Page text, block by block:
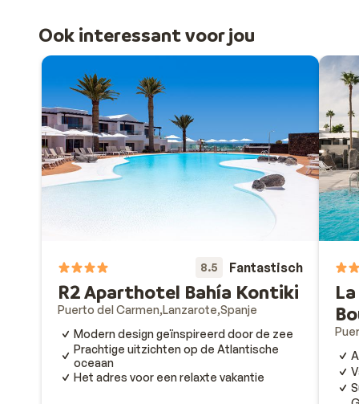
Ook interessant voor jou
8.5 Fantastisch
R2 Aparthotel Bahía Kontiki
Puerto del Carmen Lanzarote Spanje
Modern design geïnspireerd door de zee
Prachtige uitzichten op de Atlantische
oceaan
Het adres voor een relaxte vakantie